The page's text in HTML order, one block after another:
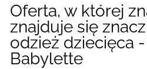
Oferta, w której
znajduje się
odzież dziecięca
Babylette